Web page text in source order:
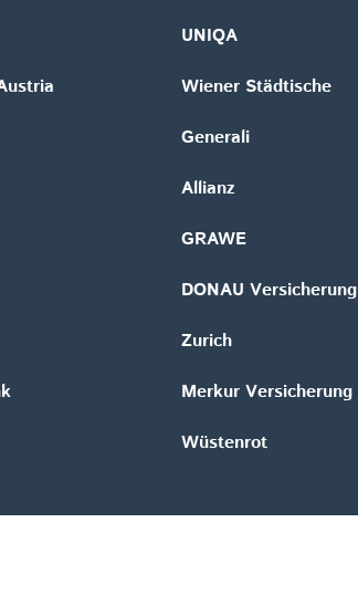
UNIQA
Wiener Städtische
Generali
Allianz
GRAWE
DONAU Versicherung
Zurich
Merkur Versicherung
Wüstenrot